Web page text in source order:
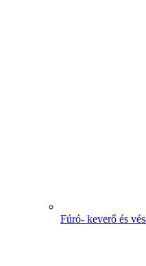
Fúró- keverő és